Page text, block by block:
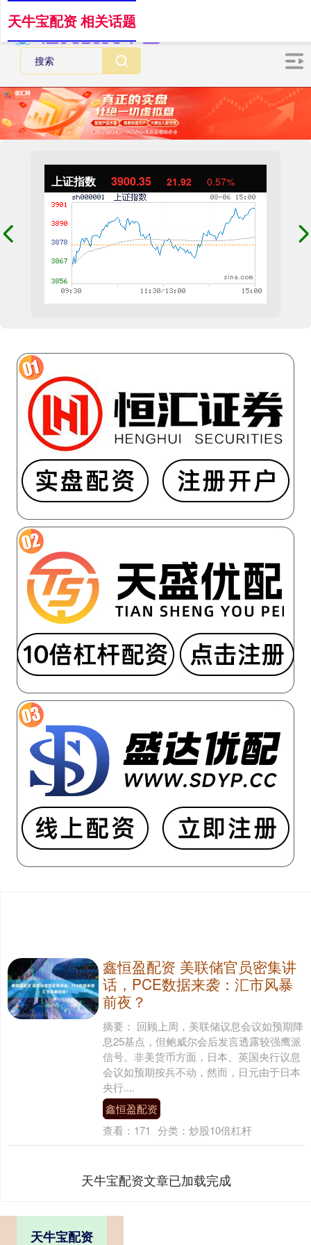
上证指数 3900.35 21.92 0.57%
天牛宝配资 相关话题
鑫恒盈配资 美联储官员密集讲
话，PCE数据来袭：汇市风暴
前夜？
摘要： 回顾上周，美联储议息会议如预期降
息25基点，但鲍威尔会后发言透露较强鹰派
信号。非美货币方面，日本、英国央行议息
会议如预期按兵不动，然而，日元由于日本
央行....
鑫恒盈配资
查看： 171 分类： 炒股10倍杠杆
天牛宝配资文章已加载完成
天牛宝配资